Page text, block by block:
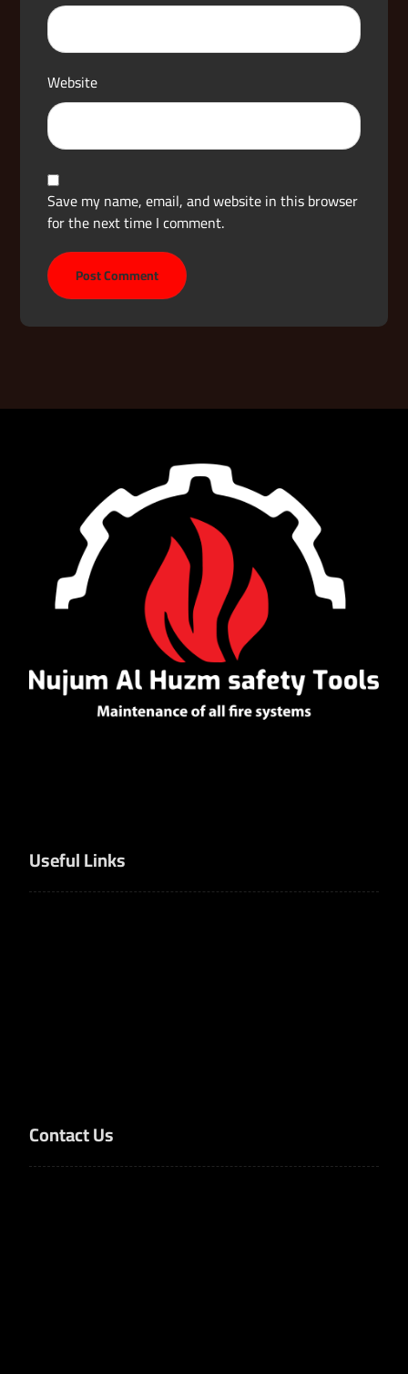
Website
Save my name, email, and website in this browser
for the next time I comment.
Useful Links
Contact Us